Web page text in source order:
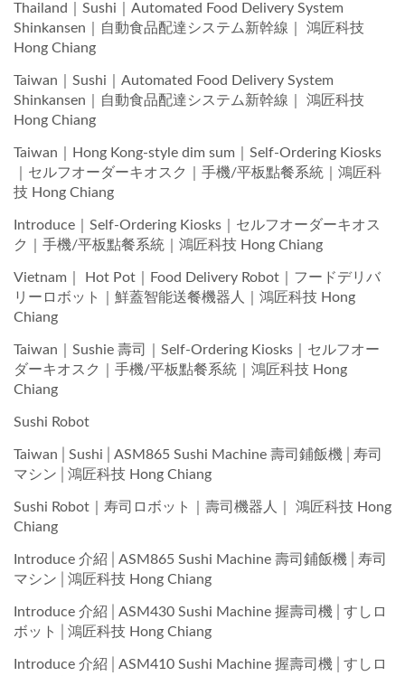
Thailand｜Sushi｜Automated Food Delivery System
Shinkansen｜自動食品配達システム新幹線｜ 鴻匠科技
Hong Chiang
Taiwan｜Sushi｜Automated Food Delivery System
Shinkansen｜自動食品配達システム新幹線｜ 鴻匠科技
Hong Chiang
Taiwan｜Hong Kong-style dim sum｜Self-Ordering Kiosks
｜セルフオーダーキオスク｜手機/平板點餐系統｜鴻匠科
技 Hong Chiang
Introduce｜Self-Ordering Kiosks｜セルフオーダーキオス
ク｜手機/平板點餐系統｜鴻匠科技 Hong Chiang
Vietnam｜ Hot Pot｜Food Delivery Robot｜フードデリバ
リーロボット｜鮮蓋智能送餐機器人｜鴻匠科技 Hong
Chiang
Taiwan｜Sushie 壽司｜Self-Ordering Kiosks｜セルフオー
ダーキオスク｜手機/平板點餐系統｜鴻匠科技 Hong
Chiang
Sushi Robot
Taiwan│Sushi│ASM865 Sushi Machine 壽司鋪飯機│寿司
マシン│鴻匠科技 Hong Chiang
Sushi Robot｜寿司ロボット｜壽司機器人｜ 鴻匠科技 Hong
Chiang
Introduce 介紹│ASM865 Sushi Machine 壽司鋪飯機│寿司
マシン│鴻匠科技 Hong Chiang
Introduce 介紹│ASM430 Sushi Machine 握壽司機│すしロ
ボット│鴻匠科技 Hong Chiang
Introduce 介紹│ASM410 Sushi Machine 握壽司機│すしロ